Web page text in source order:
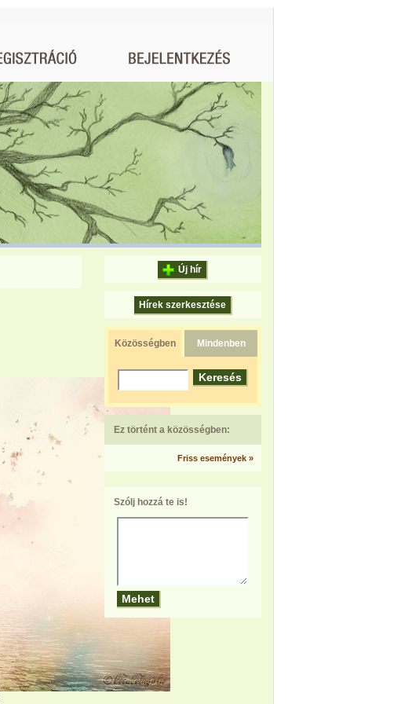
Új hír
Hírek szerkesztése
Közösségben Mindenben
Ez történt a közösségben:
Friss események »
Szólj hozzá te is!